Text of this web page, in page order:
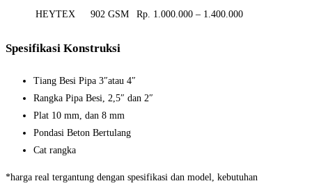
HEYTEX
902 GSM Rp. 1.000.000 – 1.400.000
Spesifikasi Konstruksi
Tiang Besi Pipa 3″atau 4″
Rangka Pipa Besi, 2,5″ dan 2″
Plat 10 mm, dan 8 mm
Pondasi Beton Bertulang
Cat rangka
*harga real tergantung dengan spesifikasi dan model, kebutuhan